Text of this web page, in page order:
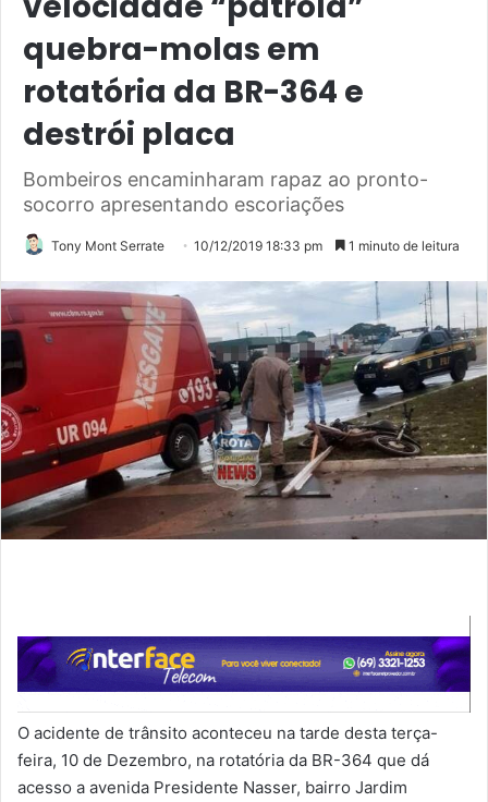
quebra-molas em
rotatória da BR-364 e
destrói placa
Bombeiros encaminharam rapaz ao pronto-
socorro apresentando escoriações
Tony Mont Serrate 10/12/2019 18:33 pm 1 minuto de leitura
O acidente de trânsito aconteceu na tarde desta terça-
feira, 10 de Dezembro, na rotatória da BR-364 que dá
acesso a avenida Presidente Nasser, bairro Jardim